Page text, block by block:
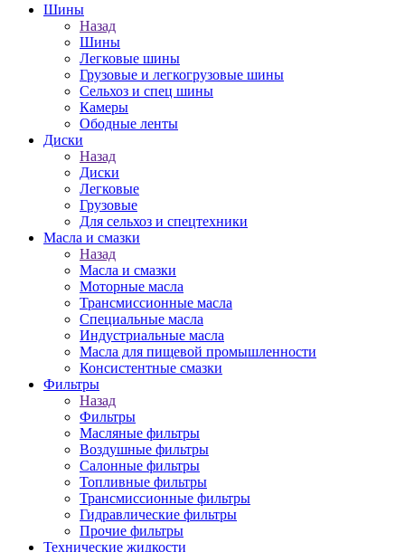
Шины
Назад
Шины
Легковые шины
Грузовые и легкогрузовые шины
Сельхоз и спец шины
Камеры
Ободные ленты
Диски
Назад
Диски
Легковые
Грузовые
Для сельхоз и спецтехники
Масла и смазки
Назад
Масла и смазки
Моторные масла
Трансмиссионные масла
Специальные масла
Индустриальные масла
Масла для пищевой промышленности
Консистентные смазки
Фильтры
Назад
Фильтры
Масляные фильтры
Воздушные фильтры
Салонные фильтры
Топливные фильтры
Трансмиссионные фильтры
Гидравлические фильтры
Прочие фильтры
Технические жидкости